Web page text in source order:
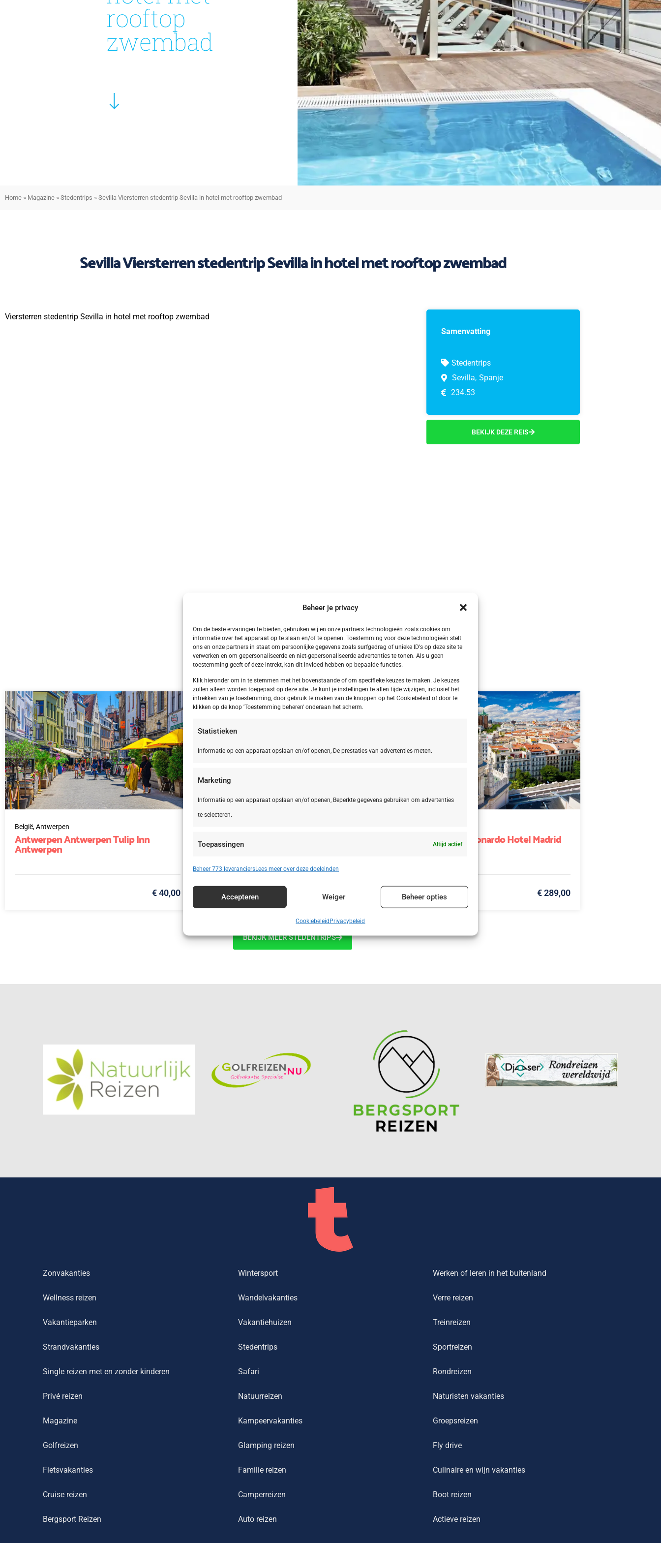
Beheer je privacy
Om de beste ervaringen te bieden, gebruiken wij en onze partners technologieën zoals cookies om
informatie over het apparaat op te slaan en/of te openen. Toestemming voor deze technologieën stelt
ons en onze partners in staat om persoonlijke gegevens zoals surfgedrag of unieke ID's op deze site te
verwerken en om gepersonaliseerde en niet-gepersonaliseerde advertenties te tonen. Als u geen
toestemming geeft of deze intrekt, kan dit invloed hebben op bepaalde functies.
Klik hieronder om in te stemmen met het bovenstaande of om specifieke keuzes te maken. Je keuzes
zullen alleen worden toegepast op deze site. Je kunt je instellingen te allen tijde wijzigen, inclusief het
intrekken van je toestemming, door gebruik te maken van de knoppen op het Cookiebeleid of door te
klikken op de knop 'Toestemming beheren' onderaan het scherm.
Statistieken
Informatie op een apparaat opslaan en/of openen, De prestaties van advertenties meten.
Marketing
Informatie op een apparaat opslaan en/of openen, Beperkte gegevens gebruiken om advertenties
te selecteren.
Toepassingen Altijd actief
Advertenties en content leveren en tonen. Altijd actief
Beheer 773 leveranciersLees meer over deze doeleinden
Accepteren Weiger Beheer opties
CookiebeleidPrivacybeleid
rooftop
zwembad
Home » Magazine » Stedentrips » Sevilla Viersterren stedentrip Sevilla in hotel met rooftop zwembad
Sevilla Viersterren stedentrip Sevilla in hotel met rooftop zwembad
Viersterren stedentrip Sevilla in hotel met rooftop zwembad
Samenvatting
Stedentrips
Sevilla, Spanje
234.53
BEKIJK DEZE REIS
Meer Stedentrips
België,Antwerpen
Antwerpen Antwerpen Tulip Inn
Antwerpen
€ 40,00
Brussel Vilvoorde Campanile Hotel
Brussel Vilvoorde
Madrid Madrid Leonardo Hotel Madrid
City Center
€ 289,00
BEKIJK MEER STEDENTRIPS
Zonvakanties Wintersport Werken of leren in het buitenland
Wellness reizen Wandelvakanties Verre reizen
Vakantieparken Vakantiehuizen Treinreizen
Strandvakanties Stedentrips Sportreizen
Single reizen met en zonder kinderen Safari Rondreizen
Privé reizen Natuurreizen Naturisten vakanties
Magazine Kampeervakanties Groepsreizen
Golfreizen Glamping reizen Fly drive
Fietsvakanties Familie reizen Culinaire en wijn vakanties
Cruise reizen Camperreizen Boot reizen
Bergsport Reizen Auto reizen Actieve reizen